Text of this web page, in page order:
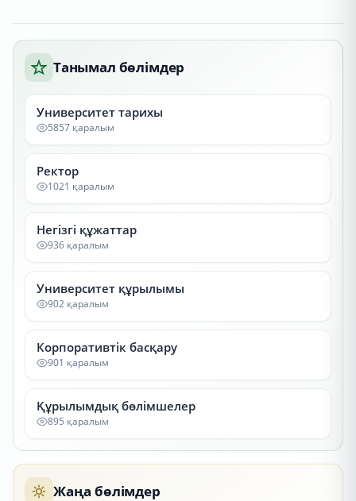
Танымал бөлімдер
Университет тарихы
5857 қаралым
Ректор
1021 қаралым
Негізгі құжаттар
936 қаралым
Университет құрылымы
902 қаралым
Корпоративтік басқару
901 қаралым
Құрылымдық бөлімшелер
895 қаралым
Жаңа бөлімдер